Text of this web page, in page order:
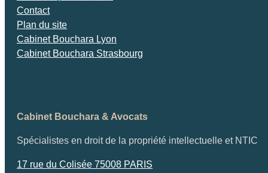
Contact
Plan du site
Cabinet Bouchara Lyon
Cabinet Bouchara Strasbourg
Cabinet Bouchara & Avocats
Spécialistes en droit de la propriété intellectuelle et NTIC
17 rue du Colisée 75008 PARIS